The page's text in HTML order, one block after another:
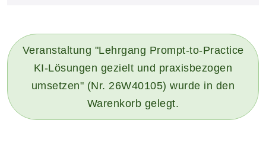
Veranstaltung "Lehrgang Prompt-to-Practice
KI-Lösungen gezielt und praxisbezogen
umsetzen" (Nr. 26W40105) wurde in den
Warenkorb gelegt.